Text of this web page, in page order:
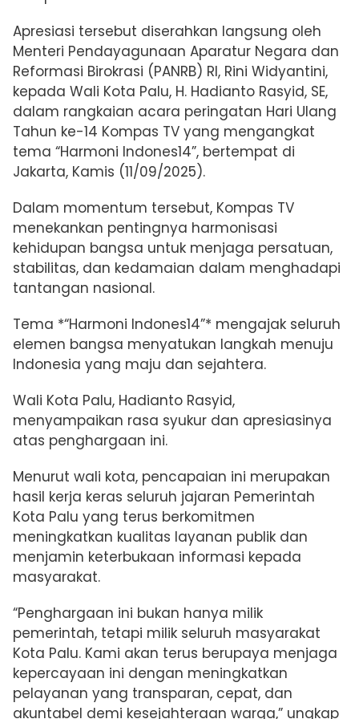
Apresiasi tersebut diserahkan langsung oleh
Menteri Pendayagunaan Aparatur Negara dan
Reformasi Birokrasi (PANRB) RI, Rini Widyantini,
kepada Wali Kota Palu, H. Hadianto Rasyid, SE,
dalam rangkaian acara peringatan Hari Ulang
Tahun ke-14 Kompas TV yang mengangkat
tema “Harmoni Indones14”, bertempat di
Jakarta, Kamis (11/09/2025).
Dalam momentum tersebut, Kompas TV
menekankan pentingnya harmonisasi
kehidupan bangsa untuk menjaga persatuan,
stabilitas, dan kedamaian dalam menghadapi
tantangan nasional.
Tema *“Harmoni Indones14”* mengajak seluruh
elemen bangsa menyatukan langkah menuju
Indonesia yang maju dan sejahtera.
Wali Kota Palu, Hadianto Rasyid,
menyampaikan rasa syukur dan apresiasinya
atas penghargaan ini.
Menurut wali kota, pencapaian ini merupakan
hasil kerja keras seluruh jajaran Pemerintah
Kota Palu yang terus berkomitmen
meningkatkan kualitas layanan publik dan
menjamin keterbukaan informasi kepada
masyarakat.
“Penghargaan ini bukan hanya milik
pemerintah, tetapi milik seluruh masyarakat
Kota Palu. Kami akan terus berupaya menjaga
kepercayaan ini dengan meningkatkan
pelayanan yang transparan, cepat, dan
akuntabel demi kesejahteraan warga,” ungkap